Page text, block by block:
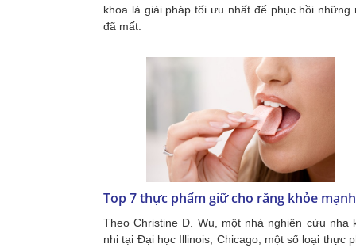
khoa là giải pháp tối ưu nhất để phục hồi những
đã mất.
Top 7 thực phẩm giữ cho răng khỏe mạnh
Theo Christine D. Wu, một nhà nghiên cứu nha
nhi tại Đại học Illinois, Chicago, một số loại thực